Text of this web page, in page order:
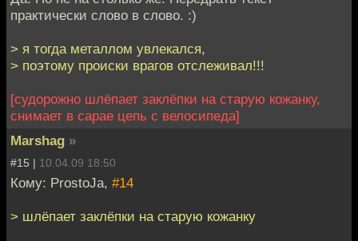
практически слово в слово. :)
> я тогда металлом увлекался,
> поэтому происки врагов отслеживал!!!
[судорожно шлёпает заклёпки на старую кожанку,
снимает в сарае цепь с велосипеда]
Marshag »
#15 | 10.04.09 18:50
Кому: ProstoJa, #14
> шлёпает заклёпки на старую кожанку